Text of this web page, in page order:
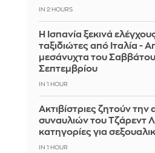
IN 2 HOURS
Η Ισπανία ξεκινά
ταξιδιώτες από Ιταλία -
μεσάνυχτα του Σαββάτου
Σεπτεμβρίου
IN 1 HOUR
Ακτιβίστριες ζητούν
συναυλιών του Τζάρεντ
κατηγορίες για
IN 1 HOUR